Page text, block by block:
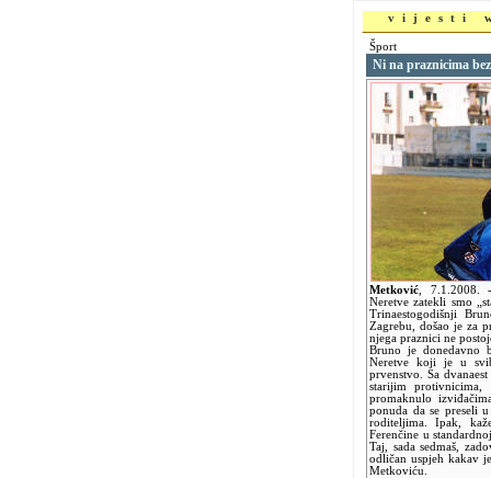
vijesti
Šport
Ni na praznicima
Metković 7.1.2008.
Neretve zatekli smo
Trinaestogodišnji
Zagrebu, došao je za
njega praznici ne
Bruno je donedavno
Neretve koji je u
prvenstvo. Sa
starijim protivnicima,
promaknulo
ponuda da se preseli
roditeljima. Ipak,
Ferenčine u
Taj, sada sedmaš,
odličan uspjeh kakav
Metkoviću.